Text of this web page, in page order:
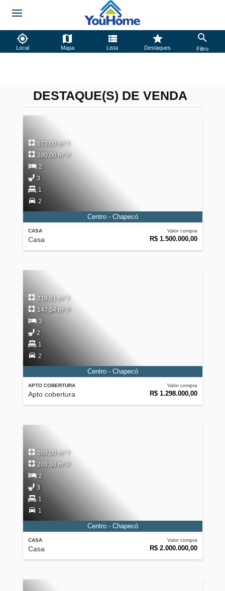
Local Mapa Lista Destaques Filtro
DESTAQUE(S) DE VENDA
CASA
Casa
Valor compra
R$ 1.500.000,00
573,00 m² T
280,00 m² P
2
3
1
2
Centro - Chapecó
APTO COBERTURA
Apto cobertura
Valor compra
R$ 1.298.000,00
218,61 m² T
147,04 m² P
3
2
1
2
Centro - Chapecó
CASA
Casa
Valor compra
R$ 2.000.000,00
208,00 m² T
208,00 m² P
2
3
1
1
Centro - Chapecó